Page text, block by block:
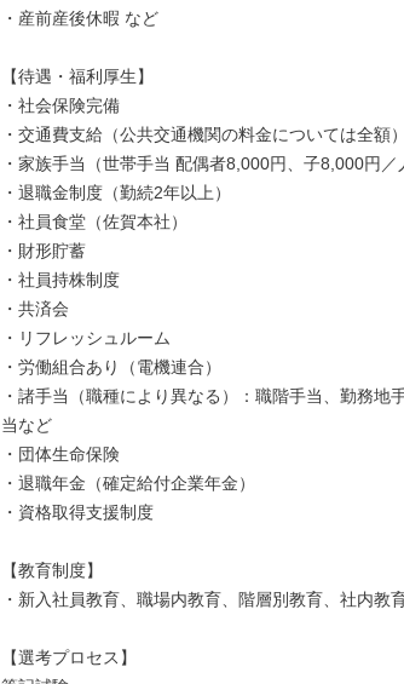
・産前産後休暇 など
【待遇・福利厚生】
・社会保険完備
・交通費支給（公共交通機関の料金については全額）
・家族手当（世帯手当 配偶者8,000円、子8,000円／
・退職金制度（勤続2年以上）
・社員食堂（佐賀本社）
・財形貯蓄
・社員持株制度
・共済会
・リフレッシュルーム
・労働組合あり（電機連合）
・諸手当（職種により異なる）：職階手当、勤務地
当など
・団体生命保険
・退職年金（確定給付企業年金）
・資格取得支援制度
【教育制度】
・新入社員教育、職場内教育、階層別教育、社内教
【選考プロセス】